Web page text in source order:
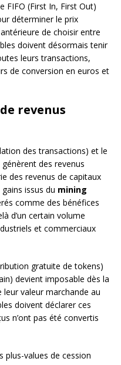
FIFO (First In, First Out)
déterminer le prix
de choisir entre
doivent désormais tenir
leurs transactions,
de conversion en euros et
revenus
des transactions) et le
des revenus
des revenus de capitaux
issus du mining
comme des bénéfices
d’un certain volume
et commerciaux
gratuite de tokens)
devient imposable dès la
valeur marchande au
doivent déclarer ces
n’ont pas été convertis
plus-values de cession